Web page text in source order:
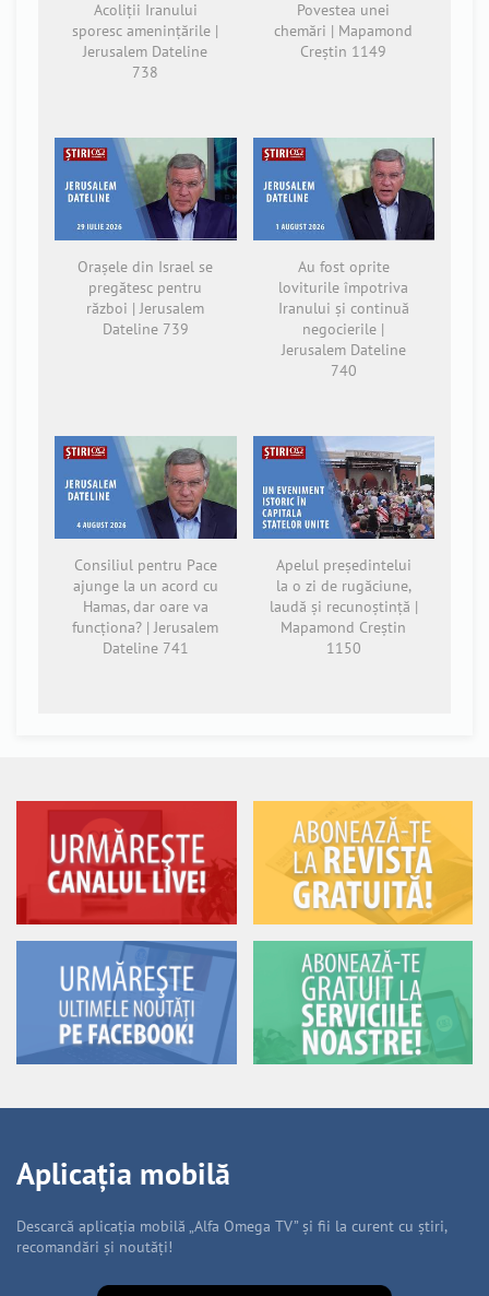
Acoliții Iranului
sporesc amenințările |
Jerusalem Dateline
738
Povestea unei
chemări | Mapamond
Creștin 1149
Orașele din Israel se
pregătesc pentru
război | Jerusalem
Dateline 739
Au fost oprite
loviturile împotriva
Iranului și continuă
negocierile |
Jerusalem Dateline
740
Consiliul pentru Pace
ajunge la un acord cu
Hamas, dar oare va
funcționa? | Jerusalem
Dateline 741
Apelul președintelui
la o zi de rugăciune,
laudă și recunoștință |
Mapamond Creștin
1150
Aplicația mobilă
Descarcă aplicația mobilă „Alfa Omega TV” și fii la curent cu știri,
recomandări și noutăți!